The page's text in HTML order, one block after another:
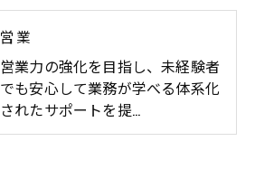
営業
営業力の強化を目指し、未経験者
でも安心して業務が学べる体系化
されたサポートを提…